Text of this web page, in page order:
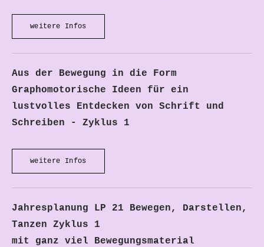
weitere Infos
Aus der Bewegung in die Form
Graphomotorische Ideen für ein
lustvolles Entdecken von Schrift und
Schreiben - Zyklus 1
weitere Infos
Jahresplanung LP 21 Bewegen, Darstellen,
Tanzen Zyklus 1
mit ganz viel Bewegungsmaterial